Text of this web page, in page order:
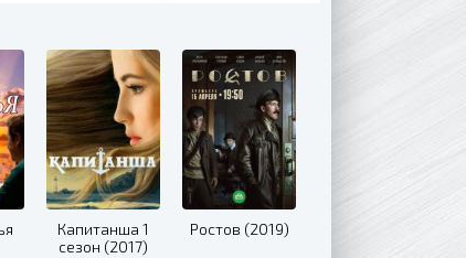
Капитанша 1
сезон (2017)
Ростов (2019)